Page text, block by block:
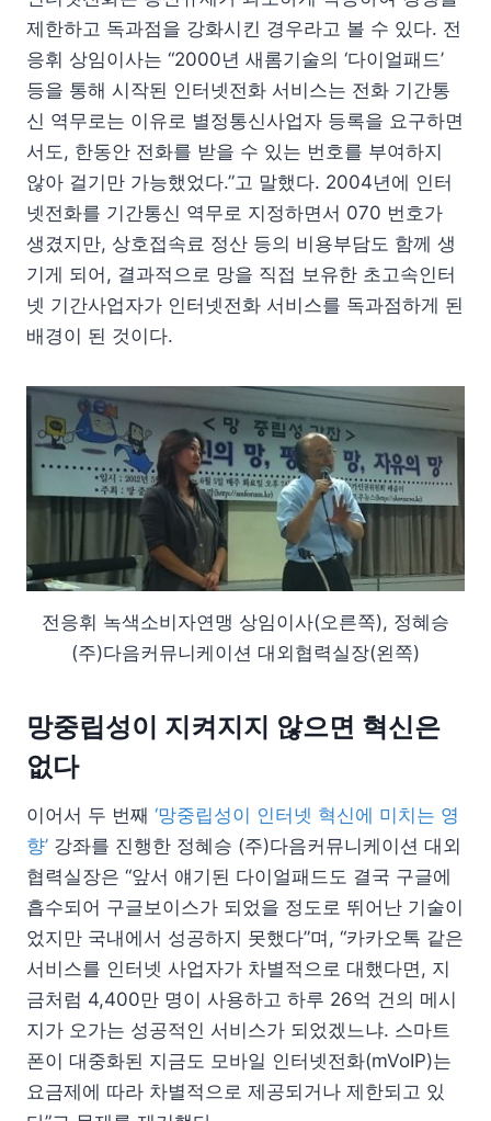
제한하고 독과점을 강화시킨 경우라고 볼 수 있다. 전
응휘 상임이사는 “2000년 새롬기술의 ‘다이얼패드’
등을 통해 시작된 인터넷전화 서비스는 전화 기간통
신 역무로는 이유로 별정통신사업자 등록을 요구하면
서도, 한동안 전화를 받을 수 있는 번호를 부여하지
않아 걸기만 가능했었다.”고 말했다. 2004년에 인터
넷전화를 기간통신 역무로 지정하면서 070 번호가
생겼지만, 상호접속료 정산 등의 비용부담도 함께 생
기게 되어, 결과적으로 망을 직접 보유한 초고속인터
넷 기간사업자가 인터넷전화 서비스를 독과점하게 된
배경이 된 것이다.
전응휘 녹색소비자연맹 상임이사(오른쪽), 정혜승
(주)다음커뮤니케이션 대외협력실장(왼쪽)
망중립성이 지켜지지 않으면 혁신은
없다
이어서 두 번째 ‘망중립성이 인터넷 혁신에 미치는 영
향’ 강좌를 진행한 정혜승 (주)다음커뮤니케이션 대외
협력실장은 “앞서 얘기된 다이얼패드도 결국 구글에
흡수되어 구글보이스가 되었을 정도로 뛰어난 기술이
었지만 국내에서 성공하지 못했다”며, “카카오톡 같은
서비스를 인터넷 사업자가 차별적으로 대했다면, 지
금처럼 4,400만 명이 사용하고 하루 26억 건의 메시
지가 오가는 성공적인 서비스가 되었겠느냐. 스마트
폰이 대중화된 지금도 모바일 인터넷전화(mVoIP)는
요금제에 따라 차별적으로 제공되거나 제한되고 있